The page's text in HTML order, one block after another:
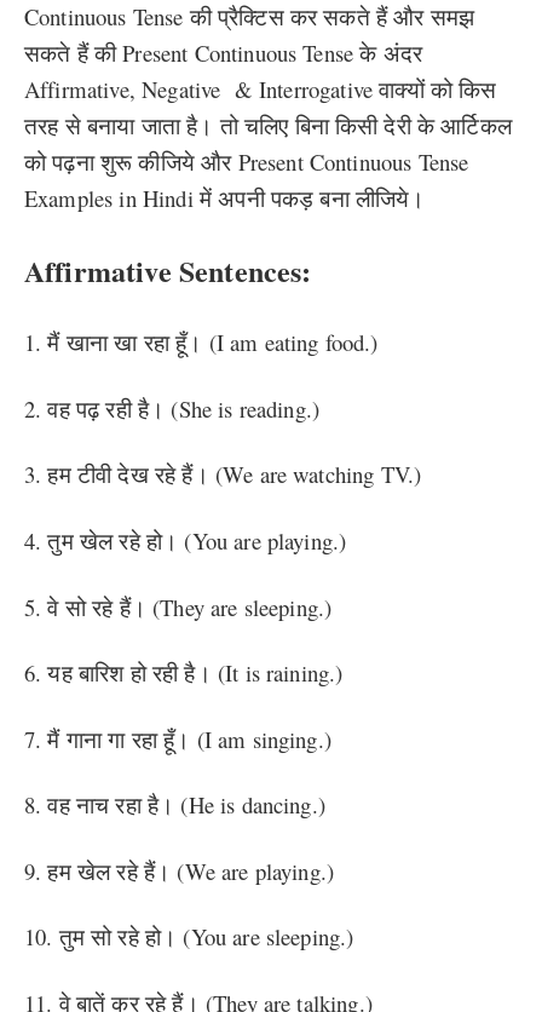
Continuous Tense की प्रैक्टिस कर सकते हैं और समझ
सकते हैं की Present Continuous Tense के अंदर
Affirmative, Negative & Interrogative वाक्यों को किस
तरह से बनाया जाता है। तो चलिए बिना किसी देरी के आर्टिकल
को पढ़ना शुरू कीजिये और Present Continuous Tense
Examples in Hindi में अपनी पकड़ बना लीजिये।
Affirmative Sentences:
1. मैं खाना खा रहा हूँ। (I am eating food.)
2. वह पढ़ रही है। (She is reading.)
3. हम टीवी देख रहे हैं। (We are watching TV.)
4. तुम खेल रहे हो। (You are playing.)
5. वे सो रहे हैं। (They are sleeping.)
6. यह बारिश हो रही है। (It is raining.)
7. मैं गाना गा रहा हूँ। (I am singing.)
8. वह नाच रहा है। (He is dancing.)
9. हम खेल रहे हैं। (We are playing.)
10. तुम सो रहे हो। (You are sleeping.)
11. वे बातें कर रहे हैं। (They are talking.)